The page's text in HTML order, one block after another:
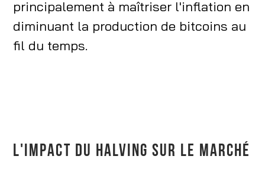
principalement à maîtriser l'inflation en
diminuant la production de bitcoins au
fil du temps.
L'IMPACT DU HALVING SUR LE MARCHÉ